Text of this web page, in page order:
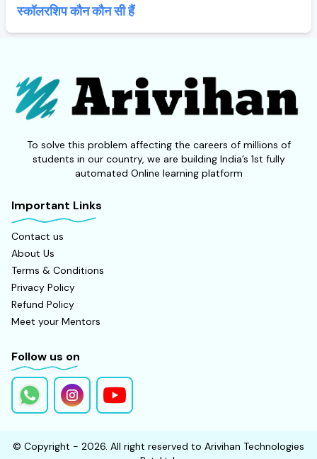
स्कॉलरशिप कौन कौन सी हैं
To solve this problem affecting the careers of millions of
students in our country, we are building India’s 1st fully
automated Online learning platform
Important Links
Contact us
About Us
Terms & Conditions
Privacy Policy
Refund Policy
Meet your Mentors
Follow us on
© Copyright - 2026. All right reserved to Arivihan Technologies